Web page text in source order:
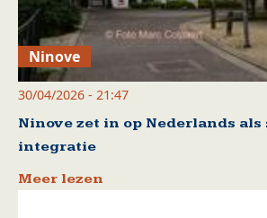
Ninove
30/04/2026 - 21:47
Ninove zet in op Nederlands
integratie
Meer lezen